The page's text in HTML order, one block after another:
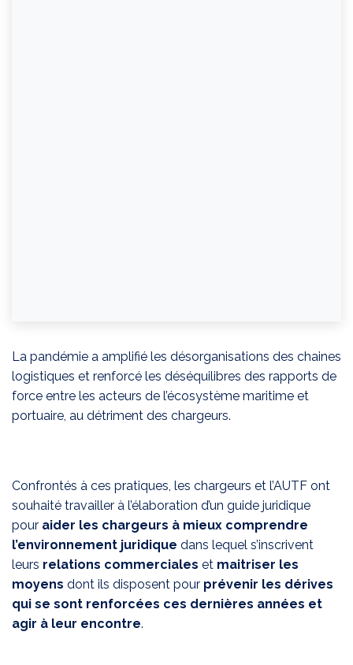
La pandémie a amplifié les désorganisations des chaines
logistiques et renforcé les déséquilibres des rapports de
force entre les acteurs de l’écosystème maritime et
portuaire, au détriment des chargeurs.
Confrontés à ces pratiques, les chargeurs et l’AUTF ont
souhaité travailler à l’élaboration d’un guide juridique
pour aider les chargeurs à mieux comprendre
l’environnement juridique dans lequel s’inscrivent
leurs relations commerciales et maitriser les
moyens dont ils disposent pour prévenir les dérives
qui se sont renforcées ces dernières années et
agir à leur encontre.